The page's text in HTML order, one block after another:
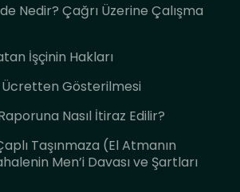
Nedir? Çağrı Üzerine Çalışma
İşçinin Hakları
Ücretten Gösterilmesi
Nasıl İtiraz Edilir?
Taşınmaza (El Atmanın
Men’i Davası ve Şartları